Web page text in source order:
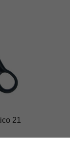
21